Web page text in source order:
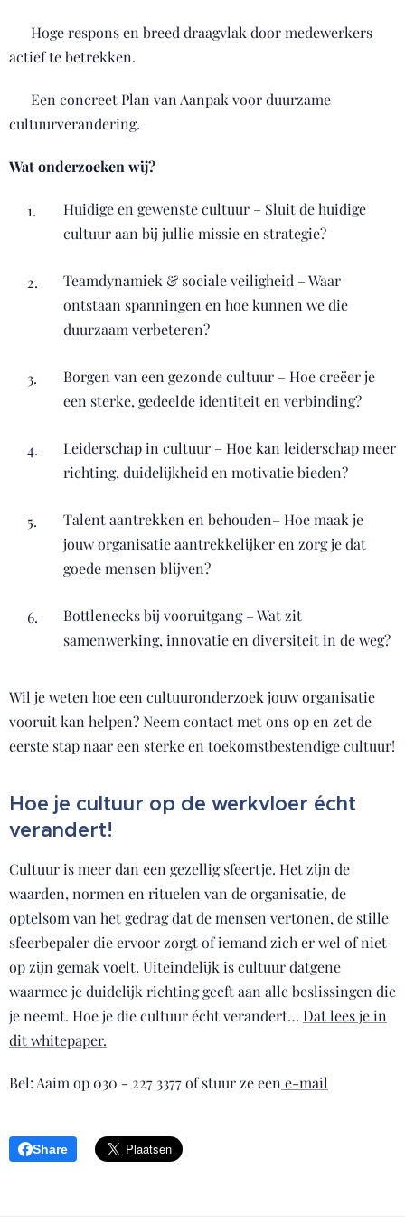
✔ Hoge respons en breed draagvlak door medewerkers
actief te betrekken.
✔ Een concreet Plan van Aanpak voor duurzame
cultuurverandering.
Wat onderzoeken wij?
Huidige en gewenste cultuur – Sluit de huidige
cultuur aan bij jullie missie en strategie?
Teamdynamiek & sociale veiligheid – Waar
ontstaan spanningen en hoe kunnen we die
duurzaam verbeteren?
Borgen van een gezonde cultuur – Hoe creëer je
een sterke, gedeelde identiteit en verbinding?
Leiderschap in cultuur – Hoe kan leiderschap meer
richting, duidelijkheid en motivatie bieden?
Talent aantrekken en behouden– Hoe maak je
jouw organisatie aantrekkelijker en zorg je dat
goede mensen blijven?
Bottlenecks bij vooruitgang – Wat zit
samenwerking, innovatie en diversiteit in de weg?
Wil je weten hoe een cultuuronderzoek jouw organisatie
vooruit kan helpen? Neem contact met ons op en zet de
eerste stap naar een sterke en toekomstbestendige cultuur!
Hoe je cultuur op de werkvloer écht
verandert!
Cultuur is meer dan een gezellig sfeertje. Het zijn de
waarden, normen en rituelen van de organisatie, de
optelsom van het gedrag dat de mensen vertonen, de stille
sfeerbepaler die ervoor zorgt of iemand zich er wel of niet
op zijn gemak voelt. Uiteindelijk is cultuur datgene
waarmee je duidelijk richting geeft aan alle beslissingen die
je neemt. Hoe je die cultuur écht verandert… Dat lees je in
dit whitepaper.
Bel: Aaim op 030 - 227 3377 of stuur ze een e-mail
Share